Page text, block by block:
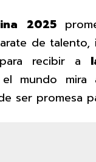
2025
de talento,
recibir a
el mundo
ser promesa